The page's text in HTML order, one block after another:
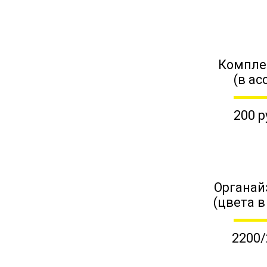
(в
200
(цвета